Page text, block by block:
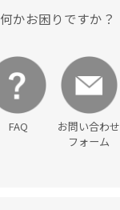
何かお困りですか？
FAQ
お問い合わせ
フォーム